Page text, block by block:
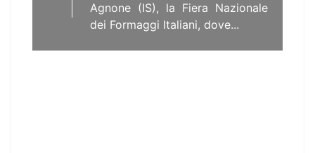
Agnone (IS), la Fiera Nazionale
dei Formaggi Italiani, dove...